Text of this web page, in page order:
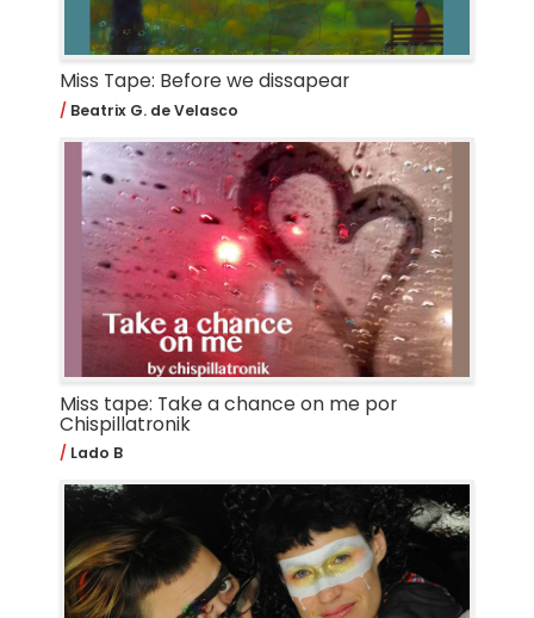
Miss Tape: Before we dissapear
Beatrix G. de Velasco
Miss tape: Take a chance on me por
Chispillatronik
Lado B